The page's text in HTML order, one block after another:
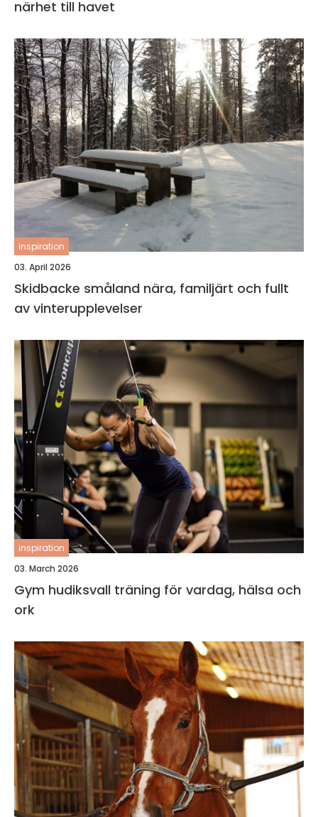
närhet till havet
inspiration
03. April 2026
Skidbacke småland nära, familjärt och fullt
av vinterupplevelser
inspiration
03. March 2026
Gym hudiksvall träning för vardag, hälsa och
ork